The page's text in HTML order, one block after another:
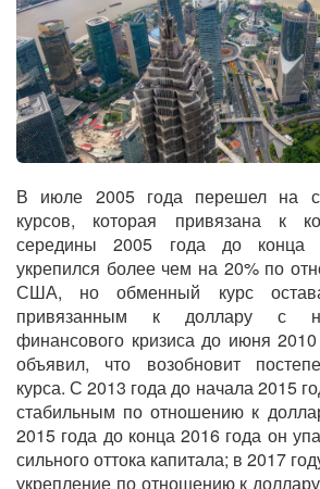
В июле 2005 года перешел на
курсов, которая привязана к
середины 2005 года до конца
укрепился более чем на 20% по
США, но обменный курс
привязанным к доллару с
финансового кризиса до июня
объявил, что возобновит
курса. С 2013 года до начала 2015
стабильным по отношению к
2015 года до конца 2016 года он
сильного оттока капитала; в 2017
укрепление по отношению к